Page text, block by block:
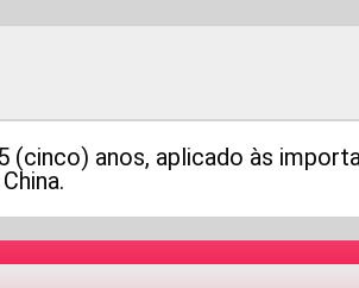
(cinco) anos, aplicado às